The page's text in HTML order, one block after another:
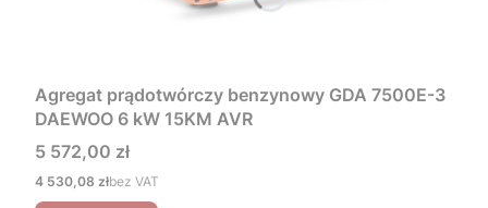
Agregat prądotwórczy benzynowy GDA 7500E-3
DAEWOO 6 kW 15KM AVR
Cena
5 572,00 zł
Cena
4 530,08 złbez VAT